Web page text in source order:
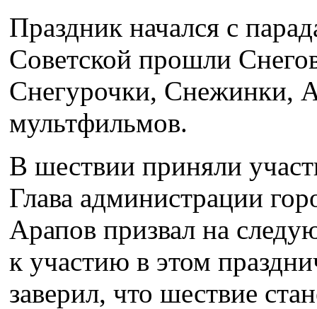
Праздник начался с
Советской прошли
Снегурочки, Снежинки,
мультфильмов.
В шествии приняли
Глава администрации
Арапов призвал на
к участию в этом
заверил, что шествие